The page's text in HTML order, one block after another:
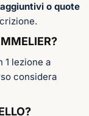
o quote
1 lezione a
considera